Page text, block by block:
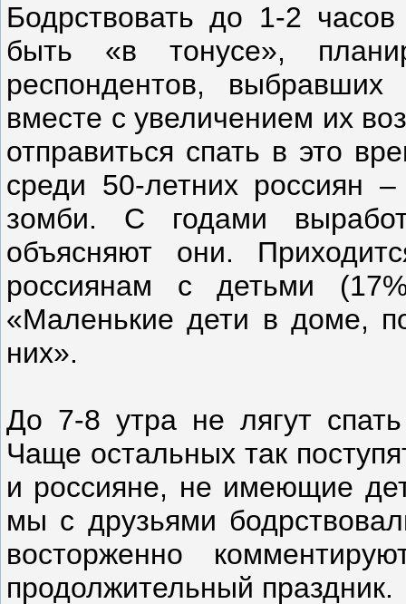
Бодрствовать до 1-2
быть «в тонусе»,
респондентов,
вместе с увеличением их
отправиться спать в это
среди 50-летних россиян
зомби. С годами
объясняют они.
россиянам с детьми
«Маленькие дети в доме,
них».
До 7-8 утра не лягут
Чаще остальных так
и россияне, не имеющие
мы с друзьями
восторженно
продолжительный праздник.